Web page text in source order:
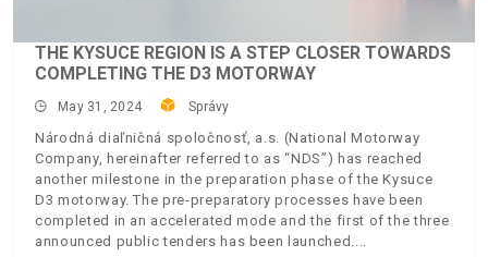
THE KYSUCE REGION IS A STEP CLOSER TOWARDS
COMPLETING THE D3 MOTORWAY
May 31, 2024 Správy
Národná diaľničná spoločnosť, a.s. (National Motorway
Company, hereinafter referred to as “NDS”) has reached
another milestone in the preparation phase of the Kysuce
D3 motorway. The pre-preparatory processes have been
completed in an accelerated mode and the first of the three
announced public tenders has been launched.